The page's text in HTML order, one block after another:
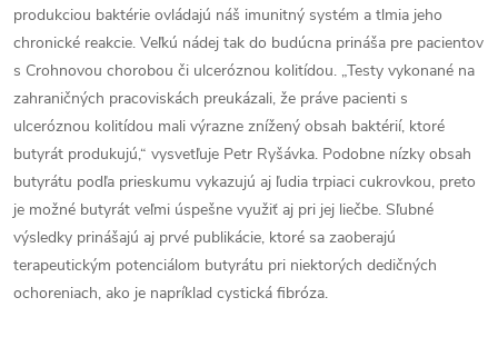
produkciou baktérie ovládajú náš imunitný systém a tlmia jeho
chronické reakcie. Veľkú nádej tak do budúcna prináša pre pacientov
s Crohnovou chorobou či ulceróznou kolitídou. „Testy vykonané na
zahraničných pracoviskách preukázali, že práve pacienti s
ulceróznou kolitídou mali výrazne znížený obsah baktérií, ktoré
butyrát produkujú,“ vysvetľuje Petr Ryšávka. Podobne nízky obsah
butyrátu podľa prieskumu vykazujú aj ľudia trpiaci cukrovkou, preto
je možné butyrát veľmi úspešne využiť aj pri jej liečbe. Sľubné
výsledky prinášajú aj prvé publikácie, ktoré sa zaoberajú
terapeutickým potenciálom butyrátu pri niektorých dedičných
ochoreniach, ako je napríklad cystická fibróza.